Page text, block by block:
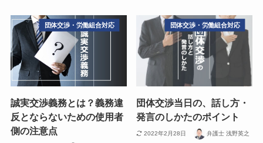
団体交渉・労働組合対応
誠実交渉義務とは？義務違
反とならないための使用者
側の注意点
団体交渉・労働組合対応
団体交渉当日の、話し方・
発言のしかたのポイント
2022年2月28日 弁護士 浅野英之